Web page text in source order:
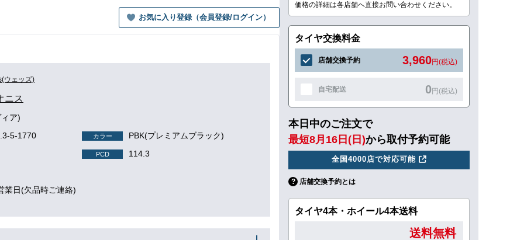
お気に入り登録（会員登録/ログイン）
ウェッズ)
ニス
ア)
5-1770 カラー PBK(プレミアムブラック)
PCD 114.3
業日(欠品時ご連絡)
価格の詳細は各店舗へ直接お問い合わせください。
タイヤ交換料金
店舗交換予約 3,960円(税込)
自宅配送 0円(税込)
本日中のご注文で
最短8月16日(日)から取付予約可能
全国4000店で対応可能
店舗交換予約とは
タイヤ4本・ホイール4本送料
送料無料